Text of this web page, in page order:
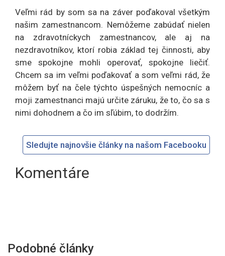
Veľmi rád by som sa na záver poďakoval všetkým
našim zamestnancom. Nemôžeme zabúdať nielen
na zdravotníckych zamestnancov, ale aj na
nezdravotníkov, ktorí robia základ tej činnosti, aby
sme spokojne mohli operovať, spokojne liečiť.
Chcem sa im veľmi poďakovať a som veľmi rád, že
môžem byť na čele týchto úspešných nemocníc a
moji zamestnanci majú určite záruku, že to, čo sa s
nimi dohodnem a čo im sľúbim, to dodržím.
Sledujte najnovšie články na našom Facebooku
Komentáre
Podobné články